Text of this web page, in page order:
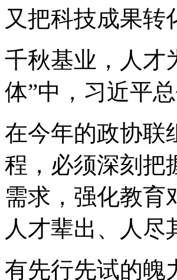
又把科技成果转
千秋基业，人才
体”中，习近平
在今年的政协联
程，必须深刻把
需求，强化教育
人才辈出、人尽
有先行先试的魄